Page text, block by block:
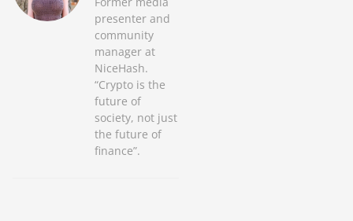
presenter and
community
manager at
NiceHash.
“Crypto is the
future of
society, not just
the future of
finance”.